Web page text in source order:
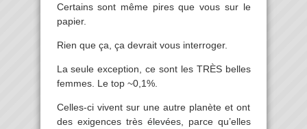
Certains sont même pires que vous sur le
papier.
Rien que ça, ça devrait vous interroger.
La seule exception, ce sont les TRÈS belles
femmes. Le top ~0,1%.
Celles-ci vivent sur une autre planète et ont
des exigences très élevées, parce qu’elles